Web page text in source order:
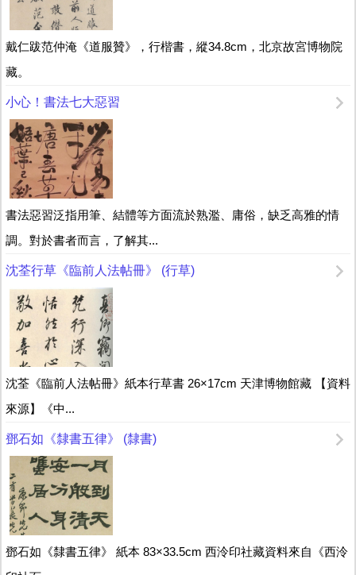
戴仁跋范仲淹《道服贊》，行楷書，縱34.8cm，北京故宮博物院
藏。
小心！書法七大惡習
書法惡習泛指用筆、結體等方面流於熟濫、庸俗，缺乏高雅的情
調。對於書者而言，了解其...
沈荃行草《臨前人法帖冊》 (行草)
沈荃《臨前人法帖冊》紙本行草書 26×17cm 天津博物館藏 【資料
來源】《中...
鄧石如《隸書五律》 (隸書)
鄧石如《隸書五律》 紙本 83×33.5cm 西泠印社藏資料來自《西泠